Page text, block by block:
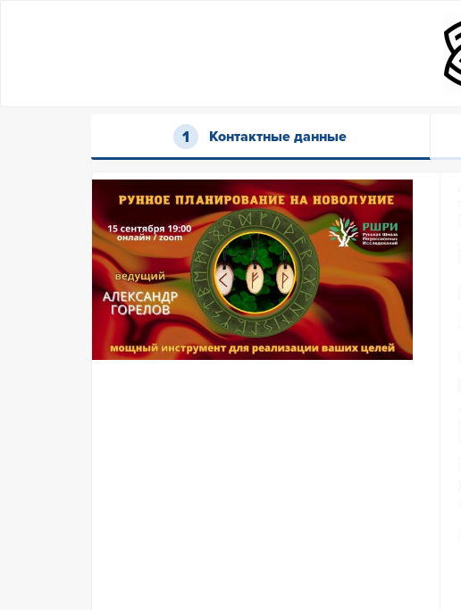
Контактные данные